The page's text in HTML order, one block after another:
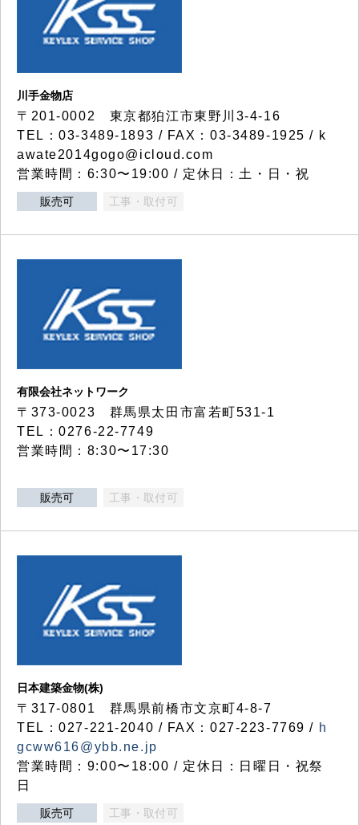
川手金物店
〒201-0002 東京都狛江市東野川3-4-16
TEL：03-3489-1893 / FAX：03-3489-1925 / k
awate2014gogo@icloud.com
営業時間：6:30〜19:00 / 定休日：土・日・祝
販売可 工事・取付可
有限会社ネットワーク
〒373-0023 群馬県太田市富若町531-1
TEL：0276-22-7749
営業時間：8:30〜17:30
販売可 工事・取付可
日本建築金物(株)
〒317‐0801 群馬県前橋市文京町4-8-7
TEL：027-221-2040 / FAX：027-223-7769 / h
gcww616@ybb.ne.jp
営業時間：9:00〜18:00 / 定休日：日曜日・祝祭
日
販売可 工事・取付可